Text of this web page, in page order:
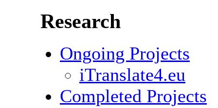
Research
Ongoing Projects
iTranslate4.eu
Completed Projects